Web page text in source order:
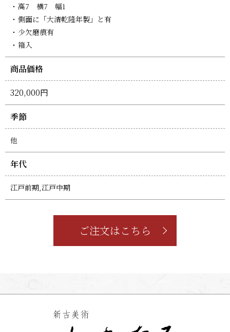
高7 横7 幅1
側面に「大清乾隆年製」と有
少欠磨痕有
箱入
商品価格
320,000円
季節
他
年代
江戸前期,江戸中期
ご注文はこちら